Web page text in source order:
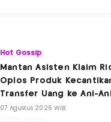
Hot Gossip
Mantan Asisten Klaim
Oplos Produk
Transfer Uang ke Ani-Ani
07 Agustus 2026 WIB